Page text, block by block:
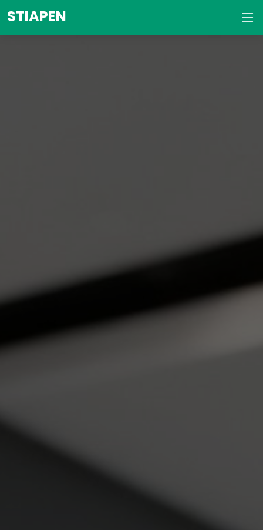
STIAPEN